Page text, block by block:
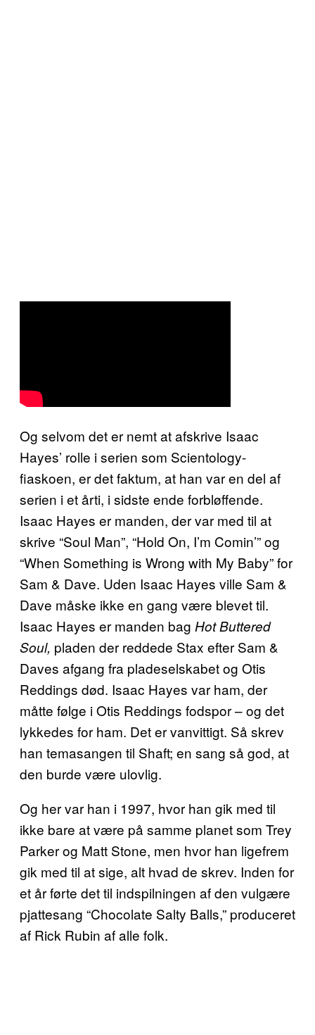
Og selvom det er nemt at afskrive Isaac
Hayes’ rolle i serien som Scientology-
fiaskoen, er det faktum, at han var en del af
serien i et årti, i sidste ende forbløffende.
Isaac Hayes er manden, der var med til at
skrive “Soul Man”, “Hold On, I’m Comin’” og
“When Something is Wrong with My Baby” for
Sam & Dave. Uden Isaac Hayes ville Sam &
Dave måske ikke en gang være blevet til.
Isaac Hayes er manden bag Hot Buttered
Soul, pladen der reddede Stax efter Sam &
Daves afgang fra pladeselskabet og Otis
Reddings død. Isaac Hayes var ham, der
måtte følge i Otis Reddings fodspor – og det
lykkedes for ham. Det er vanvittigt. Så skrev
han temasangen til Shaft; en sang så god, at
den burde være ulovlig.
Og her var han i 1997, hvor han gik med til
ikke bare at være på samme planet som Trey
Parker og Matt Stone, men hvor han ligefrem
gik med til at sige, alt hvad de skrev. Inden for
et år førte det til indspilningen af den vulgære
pjattesang “Chocolate Salty Balls,” produceret
af Rick Rubin af alle folk.